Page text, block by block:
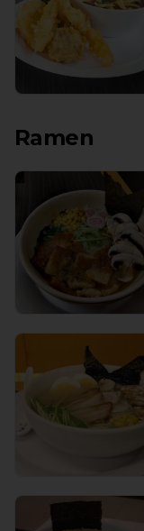
Ramen